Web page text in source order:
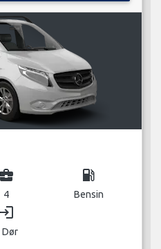
business_center
4
local_gas_station
Bensin
login
Dør